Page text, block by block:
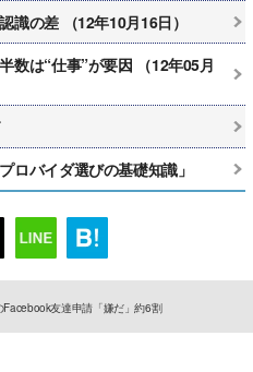
識の差 （12年10月16日）
数は“仕事”が要因 （12年05月
ロバイダ選びの基礎知識」
Facebook友達申請「嫌だ」約6割